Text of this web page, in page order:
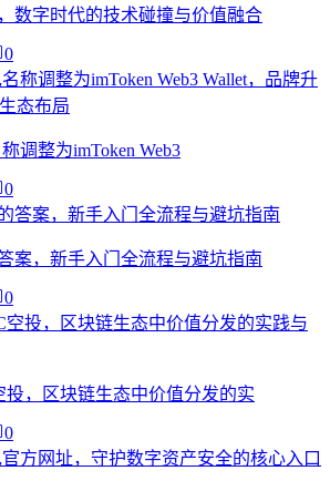
数字时代的技术碰撞与价值融合
0
调整为imToken Web3
0
案，新手入门全流程与避坑指南
0
投，区块链生态中价值分发的实
0